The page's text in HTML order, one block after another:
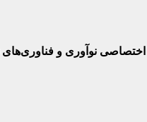
اختصاصی نوآوری و